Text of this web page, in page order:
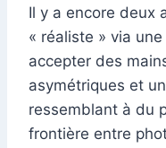
Il y a encore deux
« réaliste » via
accepter des
asymétriques et
ressemblant à du
frontière entre